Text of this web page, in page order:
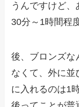
うんですけど
30分～1時間程
後、ブロンズな
なくて、外に並
に入れるのは1